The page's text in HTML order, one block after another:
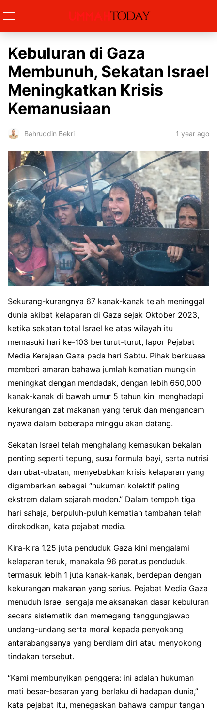
Kebuluran di Gaza
Membunuh, Sekatan Israel
Meningkatkan Krisis
Kemanusiaan
Bahruddin Bekri 1 year ago
Sekurang-kurangnya 67 kanak-kanak telah meninggal
dunia akibat kelaparan di Gaza sejak Oktober 2023,
ketika sekatan total Israel ke atas wilayah itu
memasuki hari ke-103 berturut-turut, lapor Pejabat
Media Kerajaan Gaza pada hari Sabtu. Pihak berkuasa
memberi amaran bahawa jumlah kematian mungkin
meningkat dengan mendadak, dengan lebih 650,000
kanak-kanak di bawah umur 5 tahun kini menghadapi
kekurangan zat makanan yang teruk dan mengancam
nyawa dalam beberapa minggu akan datang.
Sekatan Israel telah menghalang kemasukan bekalan
penting seperti tepung, susu formula bayi, serta nutrisi
dan ubat-ubatan, menyebabkan krisis kelaparan yang
digambarkan sebagai “hukuman kolektif paling
ekstrem dalam sejarah moden.” Dalam tempoh tiga
hari sahaja, berpuluh-puluh kematian tambahan telah
direkodkan, kata pejabat media.
Kira-kira 1.25 juta penduduk Gaza kini mengalami
kelaparan teruk, manakala 96 peratus penduduk,
termasuk lebih 1 juta kanak-kanak, berdepan dengan
kekurangan makanan yang serius. Pejabat Media Gaza
menuduh Israel sengaja melaksanakan dasar kebuluran
secara sistematik dan memegang tanggungjawab
undang-undang serta moral kepada penyokong
antarabangsanya yang berdiam diri atau menyokong
tindakan tersebut.
“Kami membunyikan penggera: ini adalah hukuman
mati besar-besaran yang berlaku di hadapan dunia,”
kata pejabat itu, menegaskan bahawa campur tangan